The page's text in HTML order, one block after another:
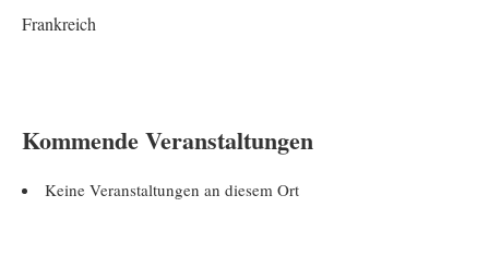
Frankreich
Kommende Veranstaltungen
Keine Veranstaltungen an diesem Ort